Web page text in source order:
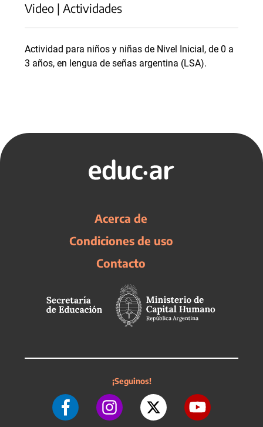
Video | Actividades
Actividad para niños y niñas de Nivel Inicial, de 0 a
3 años, en lengua de señas argentina (LSA).
Acerca de
Condiciones de uso
Contacto
¡Seguinos!